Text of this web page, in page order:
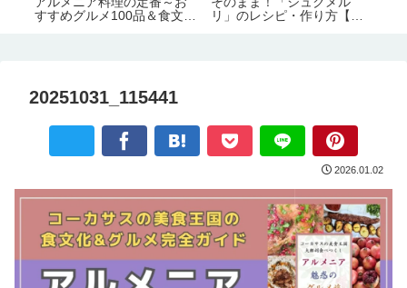
すすめグルメ100品＆食文化
リ」のレシピ・作り方【の
20251031_115441
2026.01.02